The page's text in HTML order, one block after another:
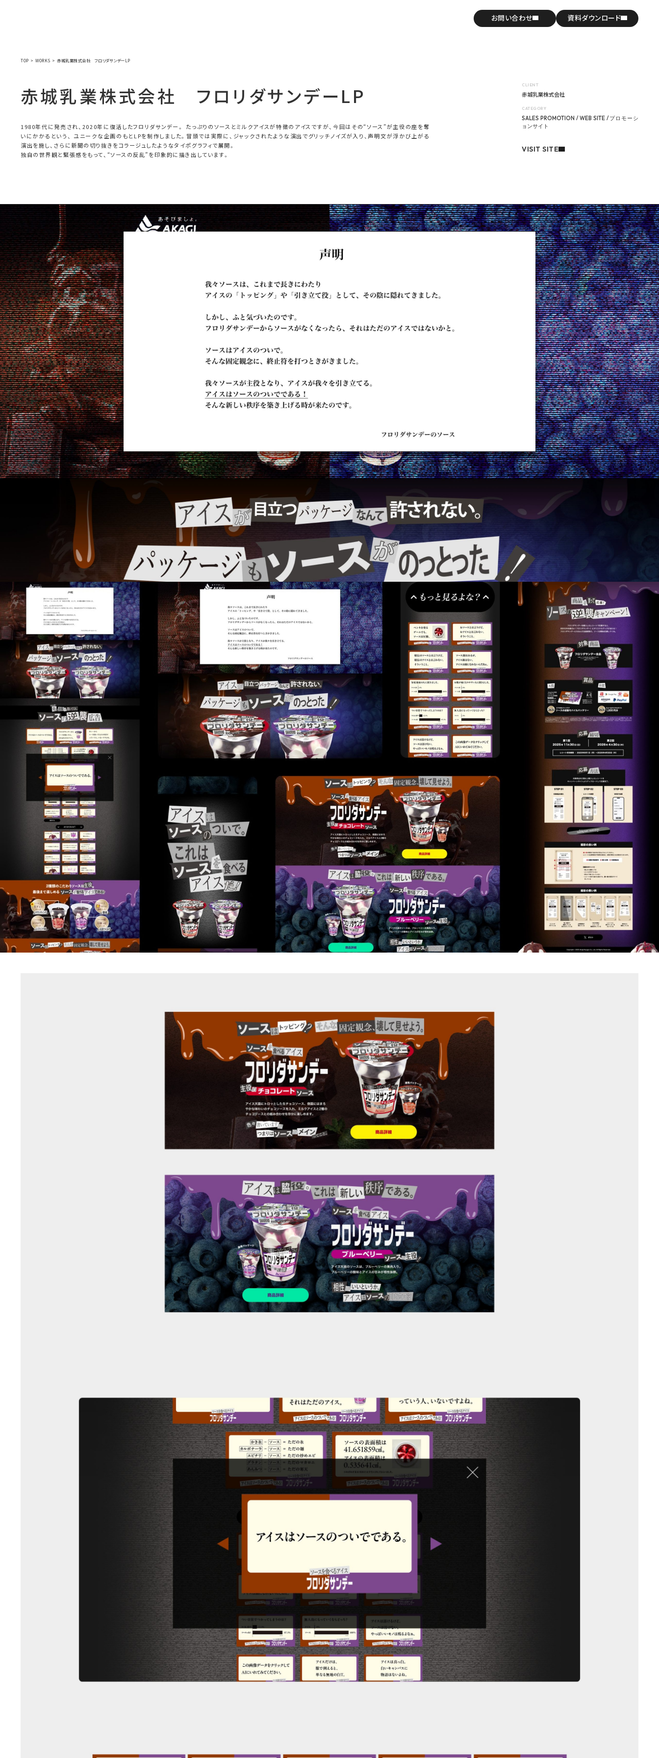
お問い合わせ 資料ダウンロード
TOP WORKS 赤城乳業株式会社 フロリダサンデーLP
赤城乳業株式会社 フロ リ ダサンデーLP
1980年代に発売され、2020年に復活したフロリダサンデー。 たっぷりのソースとミルクアイスが特徴のアイスですが、今回はその“ソース”が主役の座を奪
いにかかるという、 ユニークな企画のもとLPを制作しました。冒頭では実際に、ジャックされたような演出でグリッチノイズが入り、声明文が浮かび上がる
演出を施し、さらに新聞の切り抜きをコラージュしたようなタイポグラフィで展開。
独自の世界観と緊張感をもって、“ソースの反乱”を印象的に描き出しています。
CLIENT
赤城乳業株式会社
CATEGORY
SALES PROMOTION / WEB SITE / プロモーシ
ョンサイト
VISIT SITE